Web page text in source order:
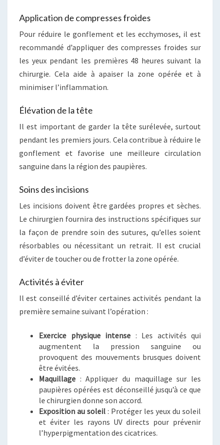
Application de compresses froides
Pour réduire le gonflement et les ecchymoses, il est
recommandé d’appliquer des compresses froides sur
les yeux pendant les premières 48 heures suivant la
chirurgie. Cela aide à apaiser la zone opérée et à
minimiser l’inflammation.
Élévation de la tête
Il est important de garder la tête surélevée, surtout
pendant les premiers jours. Cela contribue à réduire le
gonflement et favorise une meilleure circulation
sanguine dans la région des paupières.
Soins des incisions
Les incisions doivent être gardées propres et sèches.
Le chirurgien fournira des instructions spécifiques sur
la façon de prendre soin des sutures, qu’elles soient
résorbables ou nécessitant un retrait. Il est crucial
d’éviter de toucher ou de frotter la zone opérée.
Activités à éviter
Il est conseillé d’éviter certaines activités pendant la
première semaine suivant l’opération :
Exercice physique intense : Les activités qui
augmentent la pression sanguine ou
provoquent des mouvements brusques doivent
être évitées.
Maquillage : Appliquer du maquillage sur les
paupières opérées est déconseillé jusqu’à ce que
le chirurgien donne son accord.
Exposition au soleil : Protéger les yeux du soleil
et éviter les rayons UV directs pour prévenir
l’hyperpigmentation des cicatrices.